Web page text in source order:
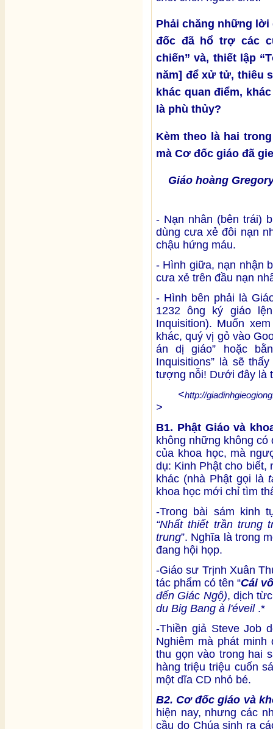
Phải chăng những lời
đốc đã hổ trợ các
chiến” và, thiết lập
năm] để xử tử, thiêu
khác quan điểm,
là phù thủy?
Kèm theo là hai
mà Cơ đốc giáo đã
Giáo hoàng
- Nạn nhân (bên trái)
dùng cưa xẻ đôi nạn
chậu hứng máu.
- Hình giữa, nạn nhận
cưa xẻ trên đầu nạn
- Hình bên phải là
1232 ông ký giáo
Inquisition). Muốn
khác, quý vị gỏ vào
án dị giáo” hoặc
Inquisitions” là sẽ
tượng nỗi! Dưới đây là
<http://
>
B1. Phật Giáo và
không những không
của khoa học, mà
dụ: Kinh Phật cho biết,
khác (nhà Phật gọi là
khoa học mới chỉ tìm
-Trong bài sám kinh
“Nhất thiết trần trung
trung”. Nghĩa là trong
đang hội họp.
-Giáo sư Trịnh Xuân
tác phẩm có tên “Cái
đến Giác Ngộ), dịch
du Big Bang à l'éveil.*
-Thiền giả Steve Job
Nghiêm mà phát
thu gọn vào trong hai
hàng triệu triệu cuốn
một dĩa CD nhỏ bé.
B2. Cơ đốc giáo và
hiện nay, nhưng các
cầu do Chúa sinh ra